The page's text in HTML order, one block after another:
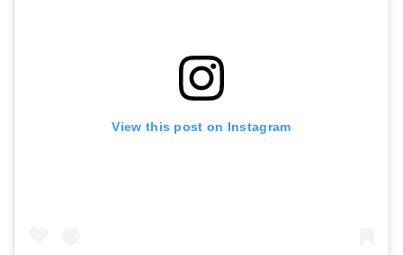
View this post on Instagram